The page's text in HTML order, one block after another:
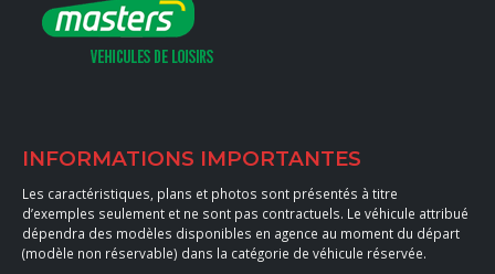
INFORMATIONS IMPORTANTES
Les caractéristiques, plans et photos sont présentés à titre
d’exemples seulement et ne sont pas contractuels. Le véhicule attribué
dépendra des modèles disponibles en agence au moment du départ
(modèle non réservable) dans la catégorie de véhicule réservée.